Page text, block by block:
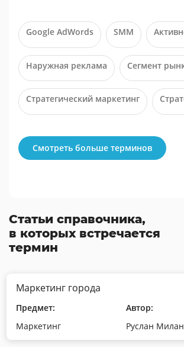
Google AdWords SMM
Наружная реклама Сегмент
Стратегический маркетинг
Смотреть больше терминов
Статьи справочника,
в которых встречается
термин
Маркетинг города
Предмет:
Маркетинг
Автор:
Руслан